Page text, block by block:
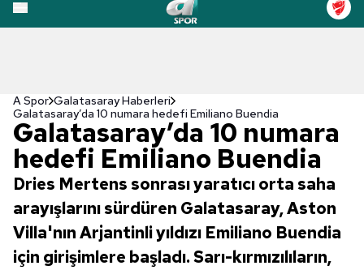
A Spor Galatasaray Haberleri
Galatasaray’da 10 numara hedefi Emiliano Buendia
Galatasaray’da 10 numara
hedefi Emiliano Buendia
Dries Mertens sonrası yaratıcı orta saha
arayışlarını sürdüren Galatasaray, Aston
Villa'nın Arjantinli yıldızı Emiliano Buendia
için girişimlere başladı. Sarı-kırmızılıların,